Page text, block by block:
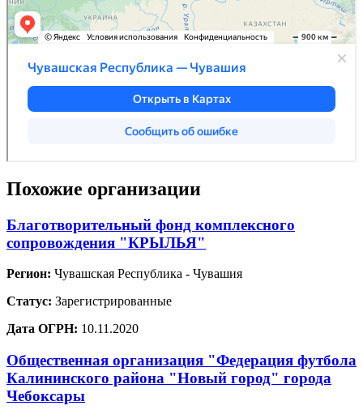
Похожие организации
Благотворительный фонд комплексного
сопровождения "КРЫЛЬЯ"
Регион: Чувашская Республика - Чувашия
Статус: Зарегистрированные
Дата ОГРН: 10.11.2020
Общественная организация "Федерация футбола
Калининского района "Новый город" города
Чебоксары